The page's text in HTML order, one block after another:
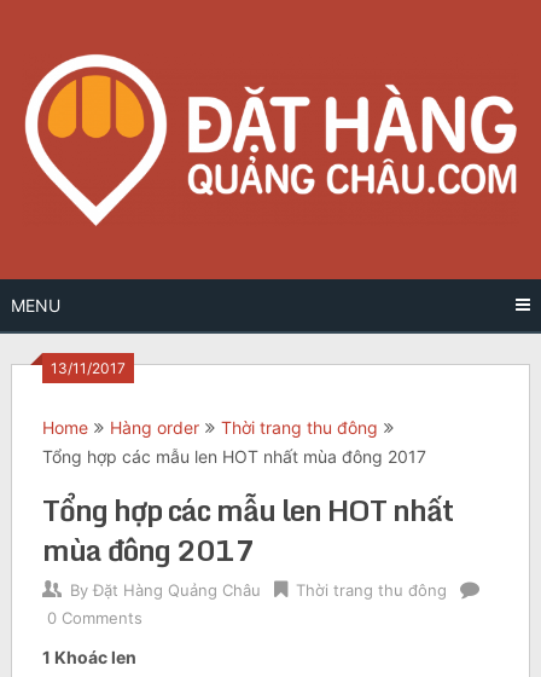
content
MENU
13/11/2017
Home Hàng order
Thời trang thu đông
Tổng hợp các mẫu len HOT nhất mùa đông 2017
Tổng hợp các mẫu len HOT nhất
mùa đông 2017
By Đặt Hàng Quảng Châu
Thời trang thu đông
0 Comments
1 Khoác len